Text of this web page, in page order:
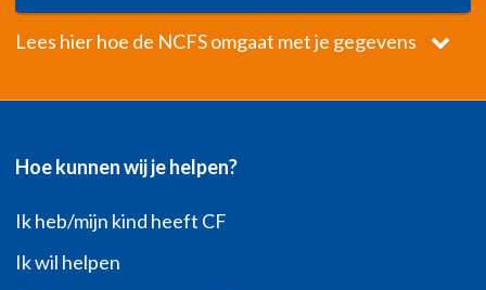
Lees hier hoe de NCFS omgaat met je gegevens
Hoe kunnen wij je helpen?
Ik heb/mijn kind heeft CF
Ik wil helpen